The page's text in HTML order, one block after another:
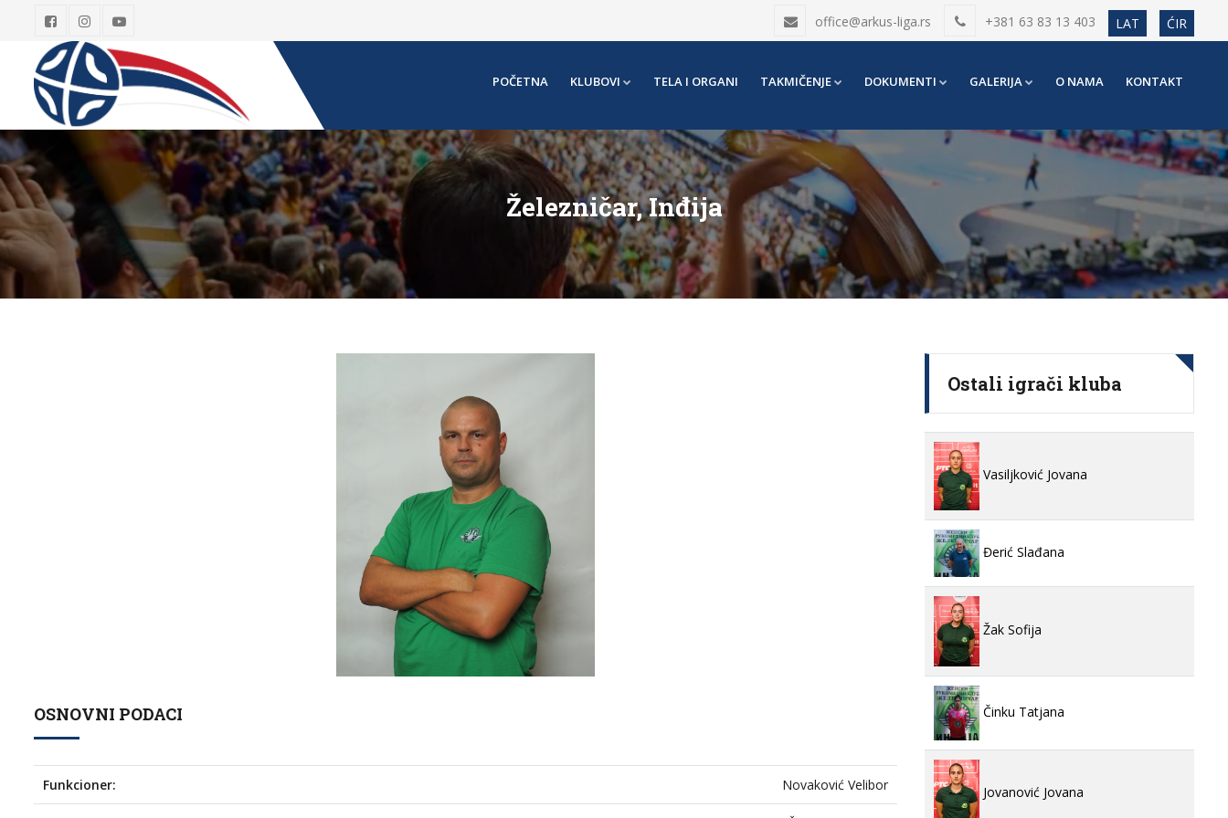
office@arkus-liga.rs +381 63 83 13 403 LAT ĆIR
POČETNA KLUBOVI TELA I ORGANI TAKMIČENJE DOKUMENTI GALERIJA O NAMA KONTAKT
Železničar, Inđija
OSNOVNI PODACI
Funkcioner: Novaković Velibor
Ostali igrači kluba
Vasiljković Jovana
Đerić Slađana
Žak Sofija
Činku Tatjana
Jovanović Jovana